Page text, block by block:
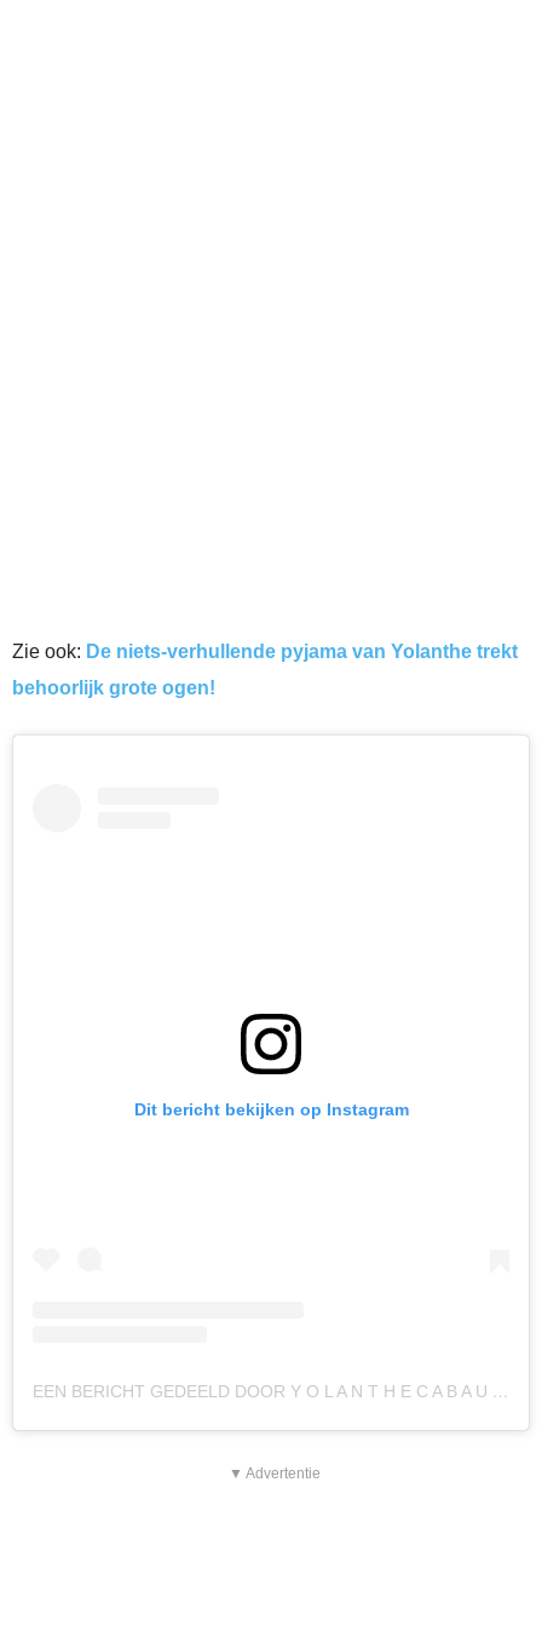
Zie ook: De niets-verhullende pyjama van Yolanthe trekt
behoorlijk grote ogen!
Dit bericht bekijken op Instagram
EEN BERICHT GEDEELD DOOR Y O L A N T H E C A B A U (@YOLANTHECABAU)
▼ Advertentie